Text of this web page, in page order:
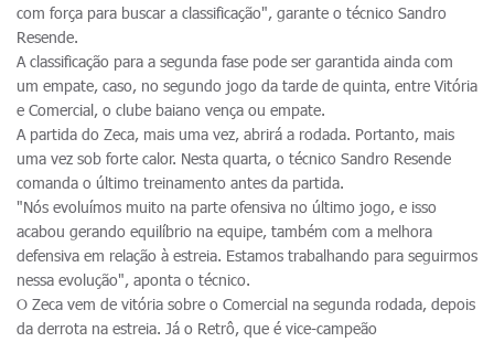
com força para buscar a classificação", garante o técnico Sandro
Resende.
A classificação para a segunda fase pode ser garantida ainda com
um empate, caso, no segundo jogo da tarde de quinta, entre Vitória
e Comercial, o clube baiano vença ou empate.
A partida do Zeca, mais uma vez, abrirá a rodada. Portanto, mais
uma vez sob forte calor. Nesta quarta, o técnico Sandro Resende
comanda o último treinamento antes da partida.
"Nós evoluímos muito na parte ofensiva no último jogo, e isso
acabou gerando equilíbrio na equipe, também com a melhora
defensiva em relação à estreia. Estamos trabalhando para seguirmos
nessa evolução", aponta o técnico.
O Zeca vem de vitória sobre o Comercial na segunda rodada, depois
da derrota na estreia. Já o Retrô, que é vice-campeão